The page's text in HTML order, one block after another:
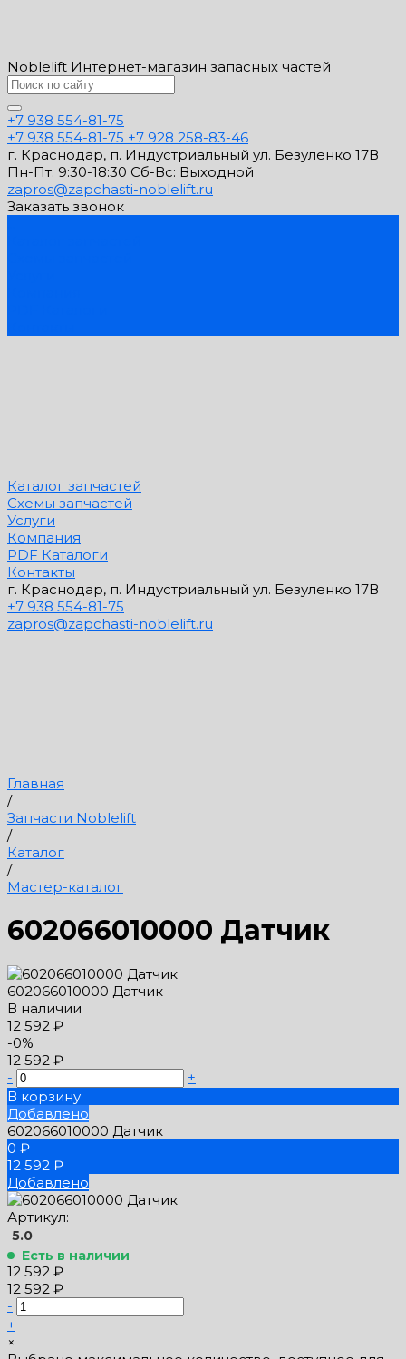
Noblelift Интернет-магазин запасных частей
+7 938 554-81-75
+7 938 554-81-75 +7 928 258-83-46
г. Краснодар, п. Индустриальный ул. Безуленко 17В
Пн-Пт: 9:30-18:30 Cб-Вс: Выходной
zapros@zapchasti-noblelift.ru
Заказать звонок
Каталог запчастей
Схемы запчастей
Услуги
Компания
PDF Каталоги
Контакты
г. Краснодар, п. Индустриальный ул. Безуленко 17В
+7 938 554-81-75
zapros@zapchasti-noblelift.ru
Главная
/
Запчасти Noblelift
/
Каталог
/
Мастер-каталог
602066010000 Датчик
602066010000 Датчик
В наличии
12 592 ₽
-0%
12 592 ₽
-
+
В корзину
Добавлено
602066010000 Датчик
0 ₽
12 592 ₽
Добавлено
Артикул:
5.0
Есть в наличии
12 592 ₽
12 592 ₽
-
+
×